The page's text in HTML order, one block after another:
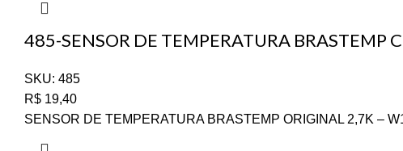
485-SENSOR DE TEMPERATURA BRASTEMP
SKU: 485
R$ 19,40
SENSOR DE TEMPERATURA BRASTEMP ORIGINAL 2,7K –